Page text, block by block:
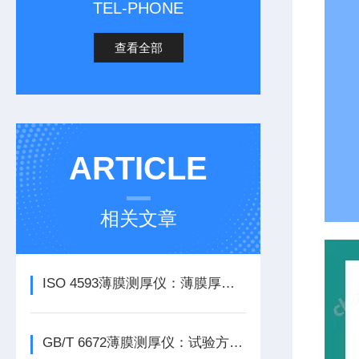
TEL-PHONE
查看全部
ARTICLE
相关文章
ISO 4593薄膜测厚仪：薄膜厚度均匀性探索
GB/T 6672薄膜测厚仪：试验方法与仪器介绍